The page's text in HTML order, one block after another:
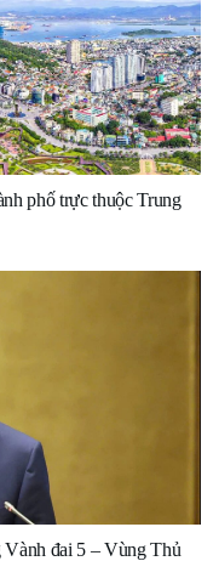
phố trực thuộc Trung
đai 5 – Vùng Thủ